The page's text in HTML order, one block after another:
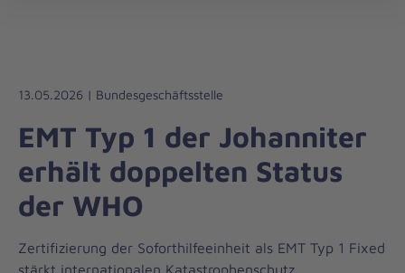
13.05.2026 | Bundesgeschäftsstelle
EMT Typ 1 der Johanniter
erhält doppelten Status
der WHO
Zertifizierung der Soforthilfeeinheit als EMT Typ 1 Fixed
stärkt internationalen Katastrophenschutz